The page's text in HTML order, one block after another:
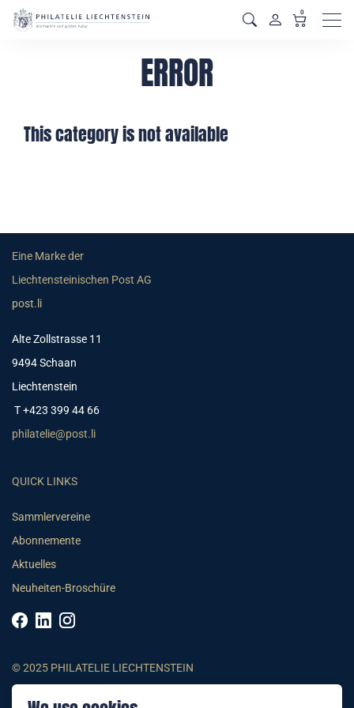
0
ERROR
This category is not available
Eine Marke der
Liechtensteinischen Post AG
post.li
Alte Zollstrasse 11
9494 Schaan
Liechtenstein
T +423 399 44 66
philatelie@post.li
QUICK LINKS
Sammlervereine
Abonnemente
Aktuelles
Neuheiten-Broschüre
© 2025 PHILATELIE LIECHTENSTEIN
AGB